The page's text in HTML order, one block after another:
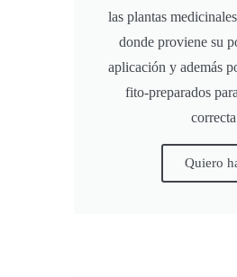
las plantas
donde proviene su
aplicación y además
fito-preparados
Quiero